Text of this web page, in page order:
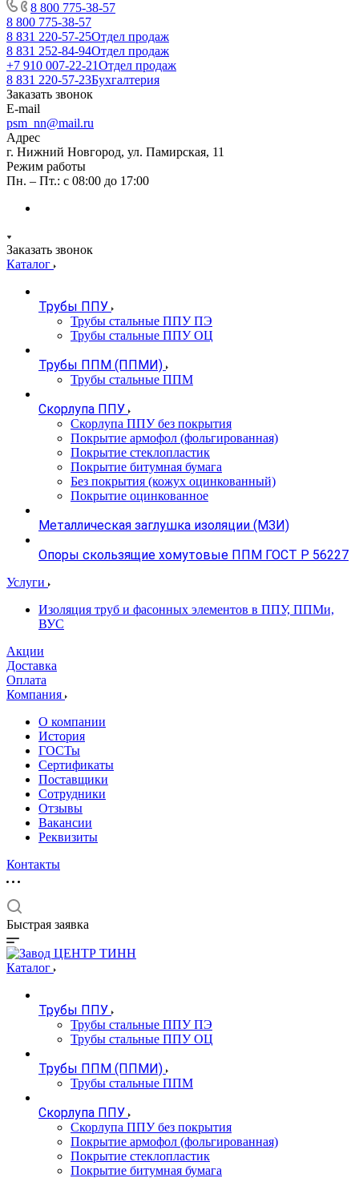
8 800 775-38-57
8 800 775-38-57
8 831 220-57-25Отдел продаж
8 831 252-84-94Отдел продаж
+7 910 007-22-21Отдел продаж
8 831 220-57-23Бухгалтерия
Заказать звонок
E-mail
psm_nn@mail.ru
Адрес
г. Нижний Новгород, ул. Памирская, 11
Режим работы
Пн. – Пт.: с 08:00 до 17:00
Заказать звонок
Каталог
Трубы ППУ
Трубы стальные ППУ ПЭ
Трубы стальные ППУ ОЦ
Трубы ППМ (ППМИ)
Трубы стальные ППМ
Скорлупа ППУ
Скорлупа ППУ без покрытия
Покрытие армофол (фольгированная)
Покрытие стеклопластик
Покрытие битумная бумага
Без покрытия (кожух оцинкованный)
Покрытие оцинкованное
Металлическая заглушка изоляции (МЗИ)
Опоры скользящие хомутовые ППМ ГОСТ Р 56227
Услуги
Изоляция труб и фасонных элементов в ППУ, ППМи,
ВУС
Акции
Доставка
Оплата
Компания
О компании
История
ГОСТы
Сертификаты
Поставщики
Сотрудники
Отзывы
Вакансии
Реквизиты
Контакты
Быстрая заявка
Каталог
Трубы ППУ
Трубы стальные ППУ ПЭ
Трубы стальные ППУ ОЦ
Трубы ППМ (ППМИ)
Трубы стальные ППМ
Скорлупа ППУ
Скорлупа ППУ без покрытия
Покрытие армофол (фольгированная)
Покрытие стеклопластик
Покрытие битумная бумага